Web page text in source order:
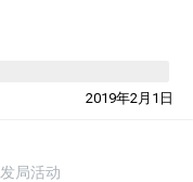
2019年2月1日
局活动